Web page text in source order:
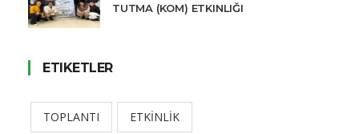
TUTMA (KOM) ETKINLIĞI
ETIKETLER
TOPLANTI ETKİNLİK